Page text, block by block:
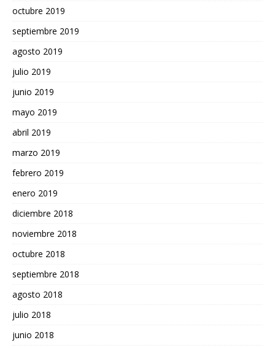
octubre 2019
septiembre 2019
agosto 2019
julio 2019
junio 2019
mayo 2019
abril 2019
marzo 2019
febrero 2019
enero 2019
diciembre 2018
noviembre 2018
octubre 2018
septiembre 2018
agosto 2018
julio 2018
junio 2018